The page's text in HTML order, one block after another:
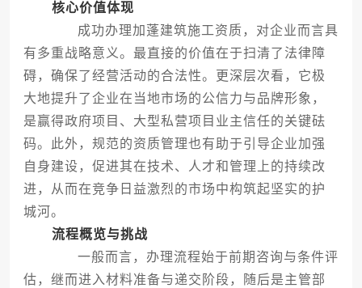
核心价值体现
成功办理加蓬建筑施工资质，对企业而言具
有多重战略意义。最直接的价值在于扫清了法律障
碍，确保了经营活动的合法性。更深层次看，它极
大地提升了企业在当地市场的公信力与品牌形象，
是赢得政府项目、大型私营项目业主信任的关键砝
码。此外，规范的资质管理也有助于引导企业加强
自身建设，促进其在技术、人才和管理上的持续改
进，从而在竞争日益激烈的市场中构筑起坚实的护
城河。
流程概览与挑战
一般而言，办理流程始于前期咨询与条件评
估，继而进入材料准备与递交阶段，随后是主管部